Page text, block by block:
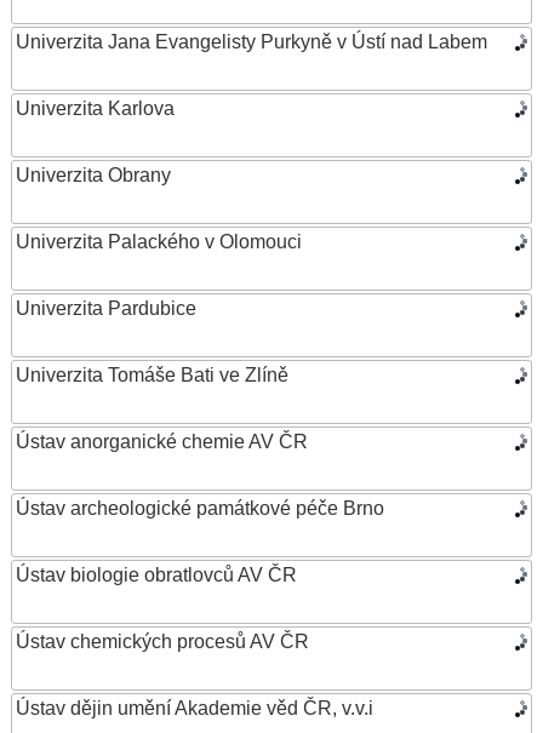
Univerzita Jana Evangelisty Purkyně v Ústí nad Labem
Univerzita Karlova
Univerzita Obrany
Univerzita Palackého v Olomouci
Univerzita Pardubice
Univerzita Tomáše Bati ve Zlíně
Ústav anorganické chemie AV ČR
Ústav archeologické památkové péče Brno
Ústav biologie obratlovců AV ČR
Ústav chemických procesů AV ČR
Ústav dějin umění Akademie věd ČR, v.v.i